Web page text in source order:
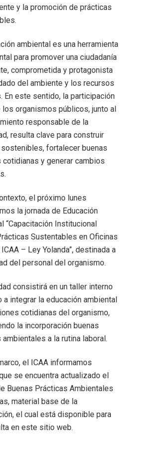
y la promoción de prácticas
ambiental es una herramienta
para promover una ciudadanía
comprometida y protagonista
del ambiente y los recursos
En este sentido, la participación
los organismos públicos, junto al
responsable de la
resulta clave para construir
fortalecer buenas
cotidianas y generar cambios
el próximo lunes
la jornada de Educación
“Capacitación Institucional
Sustentables en Oficinas
– Ley Yolanda”, destinada a
del personal del organismo.
consistirá en un taller interno
a integrar la educación ambiental
cotidianas del organismo,
la incorporación buenas
a la rutina laboral.
el ICAA informamos
se encuentra actualizado el
Buenas Prácticas Ambientales
material base de la
el cual está disponible para
en este sitio web.